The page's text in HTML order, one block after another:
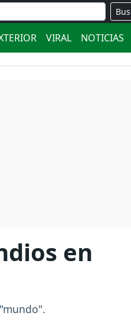
VIRAL NOTICIAS
en